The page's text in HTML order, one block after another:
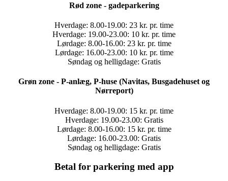
Rød zone - gadeparkering
Hverdage: 8.00-19.00: 23 kr. pr. time
Hverdage: 19.00-23.00: 10 kr. pr. time
Lørdage: 8.00-16.00: 23 kr. pr. time
Lørdage: 16.00-23.00: 10 kr. pr. time
Søndag og helligdage: Gratis
Grøn zone - P-anlæg, P-huse (Navitas, Busgadehuset og
Nørreport)
Hverdage: 8.00-19.00: 15 kr. pr. time
Hverdage: 19.00-23.00: Gratis
Lørdage: 8.00-16.00: 15 kr. pr. time
Lørdage: 16.00-23.00: Gratis
Søndag og helligdage: Gratis
Betal for parkering med app